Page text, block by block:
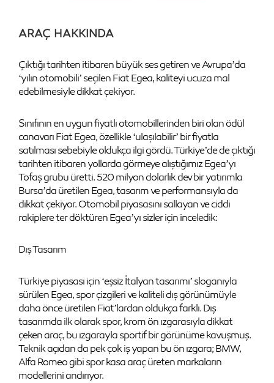
ARAÇ HAKKINDA
Çıktığı tarihten itibaren büyük ses getiren ve Avrupa’da
‘yılın otomobili’ seçilen Fiat Egea, kaliteyi ucuza mal
edebilmesiyle dikkat çekiyor.
Sınıfının en uygun fiyatlı otomobillerinden biri olan ödül
canavarı Fiat Egea, özellikle ‘ulaşılabilir’ bir fiyatla
satılması sebebiyle oldukça ilgi gördü. Türkiye’de de çıktığı
tarihten itibaren yollarda görmeye alıştığımız Egea’yı
Tofaş grubu üretti. 520 milyon dolarlık dev bir yatırımla
Bursa’da üretilen Egea, tasarım ve performansıyla da
dikkat çekiyor. Otomobil piyasasını sallayan ve ciddi
rakiplere ter döktüren Egea’yı sizler için inceledik:
Dış Tasarım
Türkiye piyasası için ‘eşsiz İtalyan tasarımı’ sloganıyla
sürülen Egea, spor çizgileri ve kaliteli dış görünümüyle
daha önce üretilen Fiat’lardan oldukça farklı. Dış
tasarımda ilk olarak spor, krom ön ızgarasıyla dikkat
çeken araç, bu ızgarayla sportif bir görünüme kavuşmuş.
Teknik açıdan da pek çok iş yapan bu ön ızgara; BMW,
Alfa Romeo gibi spor kasa araç üreten markaların
modellerini andırıyor.